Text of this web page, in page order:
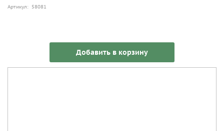
Артикул: 58081
Добавить в корзину